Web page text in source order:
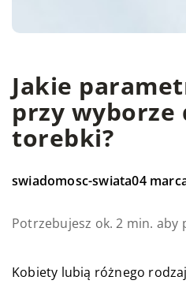
Jakie
przy wyborze
torebki?
swiadomosc-swiata04
Potrzebujesz ok. 2 min. aby
Kobiety lubią różnego